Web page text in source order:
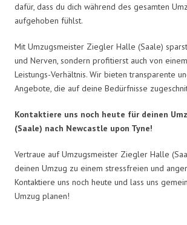
dafür, dass du dich während des gesamten
aufgehoben fühlst.
Mit Umzugsmeister Ziegler Halle (Saale)
und Nerven, sondern profitierst auch von
Leistungs-Verhältnis. Wir bieten transparente
Angebote, die auf deine Bedürfnisse
Kontaktiere uns noch heute für deinen
(Saale) nach Newcastle upon Tyne!
Vertraue auf Umzugsmeister Ziegler Halle
deinen Umzug zu einem stressfreien und
Kontaktiere uns noch heute und lass uns
Umzug planen!